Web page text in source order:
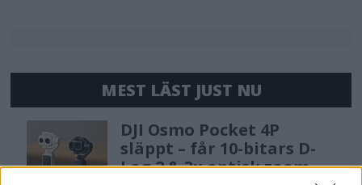
MEST LÄST JUST NU
DJI Osmo Pocket 4P
släppt – får 10-bitars D-
Log 2 & 3x optisk zoom